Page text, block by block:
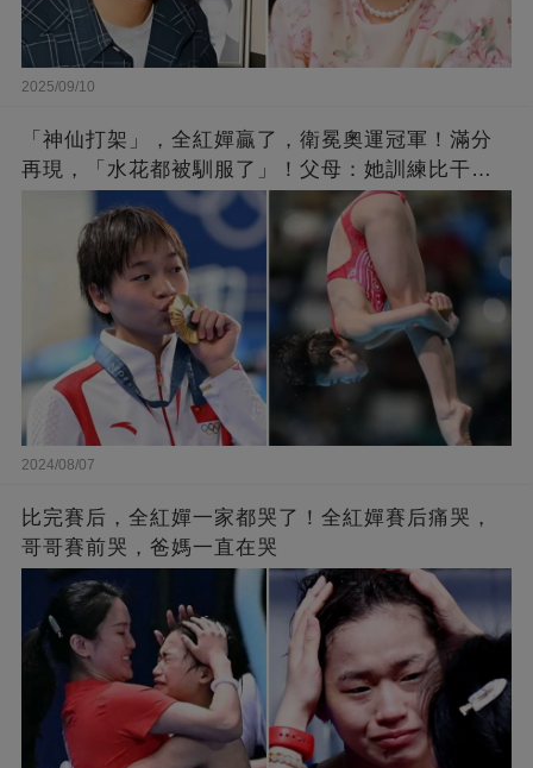
2025/09/10
「神仙打架」，全紅嬋贏了，衛冕奧運冠軍！滿分
再現，「水花都被馴服了」！父母：她訓練比干農
活累百倍！陳芋汐惜敗，獲得銀牌
2024/08/07
比完賽后，全紅嬋一家都哭了！全紅嬋賽后痛哭，
哥哥賽前哭，爸媽一直在哭